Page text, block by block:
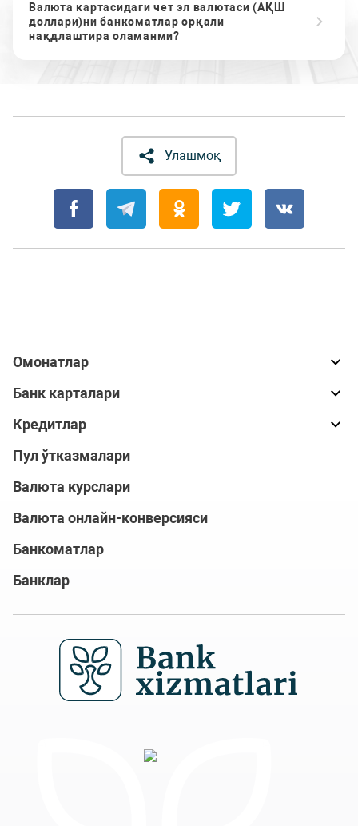
Валюта картасидаги чет эл валютаси (АҚШ
доллари)ни банкоматлар орқали
нақдлаштира оламанми?
Улашмоқ
Омонатлар
Банк карталари
Кредитлар
Пул ўтказмалари
Валюта курслари
Валюта онлайн-конверсияси
Банкоматлар
Банклар